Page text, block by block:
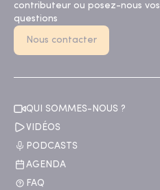
contributeur ou posez-nous vos
questions
Nous contacter
QUI SOMMES-NOUS ?
VIDÉOS
PODCASTS
AGENDA
FAQ